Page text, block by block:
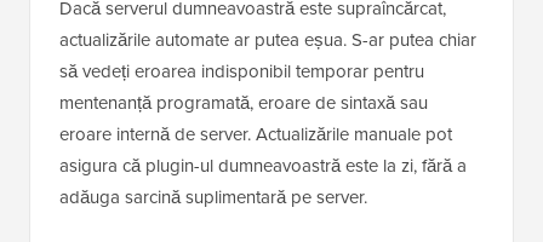
Dacă serverul dumneavoastră este supraîncărcat,
actualizările automate ar putea eșua. S-ar putea chiar
să vedeți eroarea indisponibil temporar pentru
mentenanță programată, eroare de sintaxă sau
eroare internă de server. Actualizările manuale pot
asigura că plugin-ul dumneavoastră este la zi, fără a
adăuga sarcină suplimentară pe server.